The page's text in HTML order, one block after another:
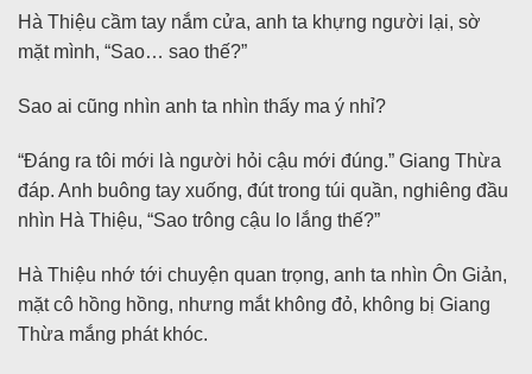
Hà Thiệu cầm tay nắm cửa, anh ta khựng người lại, sờ
mặt mình, “Sao… sao thế?”
Sao ai cũng nhìn anh ta nhìn thấy ma ý nhỉ?
“Đáng ra tôi mới là người hỏi cậu mới đúng.” Giang Thừa
đáp. Anh buông tay xuống, đút trong túi quần, nghiêng đầu
nhìn Hà Thiệu, “Sao trông cậu lo lắng thế?”
Hà Thiệu nhớ tới chuyện quan trọng, anh ta nhìn Ôn Giản,
mặt cô hồng hồng, nhưng mắt không đỏ, không bị Giang
Thừa mắng phát khóc.